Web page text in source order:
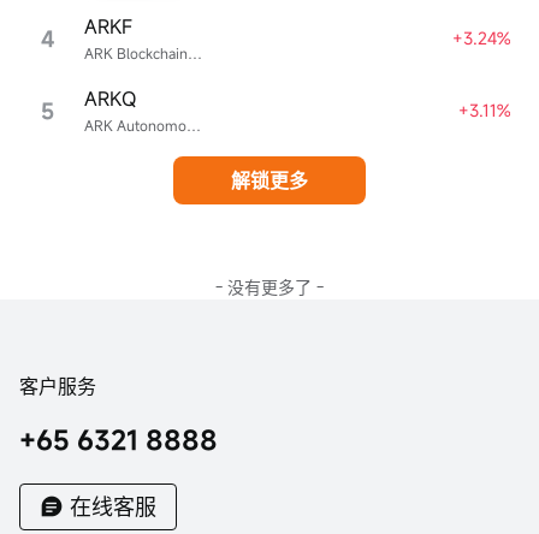
4 ARK Blockchain & Fintech Innovation ETF
ARKF +3.24%
5 ARK Autonomous Technology & Robotics ETF
ARKQ +3.11%
解锁更多
- 没有更多了 -
客户服务
+65 6321 8888
在线客服